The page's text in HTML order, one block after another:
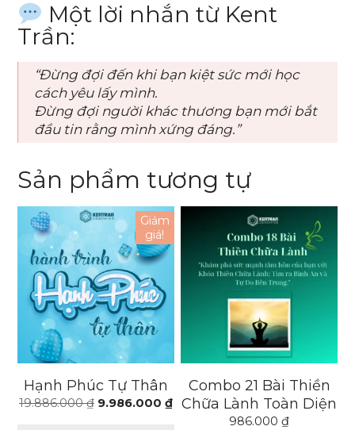
Một lời nhắn từ Kent
Trần:
“Đừng đợi đến khi bạn kiệt sức mới học
cách yêu lấy mình.
Đừng đợi người khác thương bạn mới bắt
đầu tin rằng mình xứng đáng.”
Sản phẩm tương tự
Giảm
giá!
Hạnh Phúc Tự Thân
19.886.000₫ 9.986.000 ₫
Combo 21 Bài Thiền
Chữa Lành Toàn Diện
986.000₫